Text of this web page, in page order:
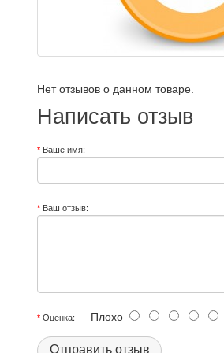
Нет отзывов о данном товаре.
Написать отзыв
Ваше имя:
Ваш отзыв:
Оценка: Плохо
Отправить отзыв